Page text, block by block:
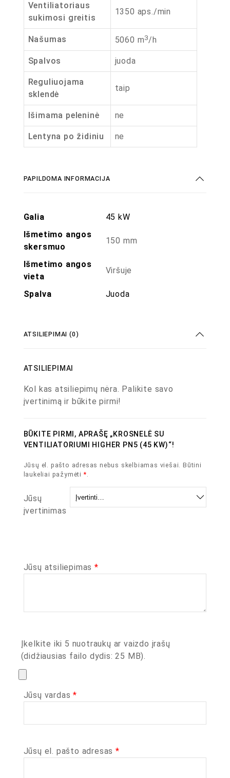
Ventiliatoriaus
sukimosi greitis
1350 aps./min
Našumas 5060 m3/h
Spalvos juoda
Reguliuojama
sklendė
taip
Išimama peleninė ne
Lentyna po židiniu ne
PAPILDOMA INFORMACIJA
Galia
45 kW
Išmetimo angos
skersmuo
150 mm
Išmetimo angos
vieta
Viršuje
Spalva Juoda
ATSILIEPIMAI (0)
ATSILIEPIMAI
Kol kas atsiliepimų nėra. Palikite savo
įvertinimą ir būkite pirmi!
BŪKITE PIRMI, APRAŠĘ „KROSNELĖ SU
VENTILIATORIUMI HIGHER PN5 (45 KW)“!
Jūsų el. pašto adresas nebus skelbiamas viešai. Būtini
laukeliai pažymėti *.
Jūsų
įvertinimas
Jūsų atsiliepimas *
Įkelkite iki 5 nuotraukų ar vaizdo įrašų
(didžiausias failo dydis: 25 MB).
Jūsų vardas*
Jūsų el. pašto adresas *